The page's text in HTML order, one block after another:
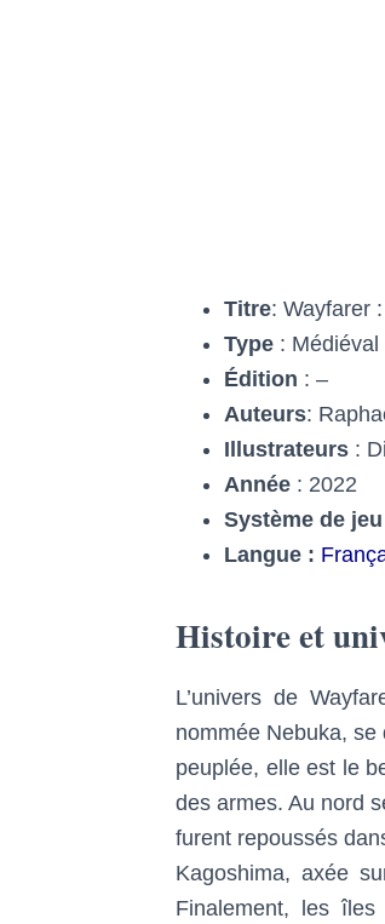
Titre: Wayfarer
Type :
Édition : –
Auteurs:
Illustrateurs :
Année : 2022
Système de
Langue :
Histoire et
L’univers de
nommée Nebuka,
peuplée, elle est le
des armes. Au nord
furent repoussés
Kagoshima, axée
Finalement, les